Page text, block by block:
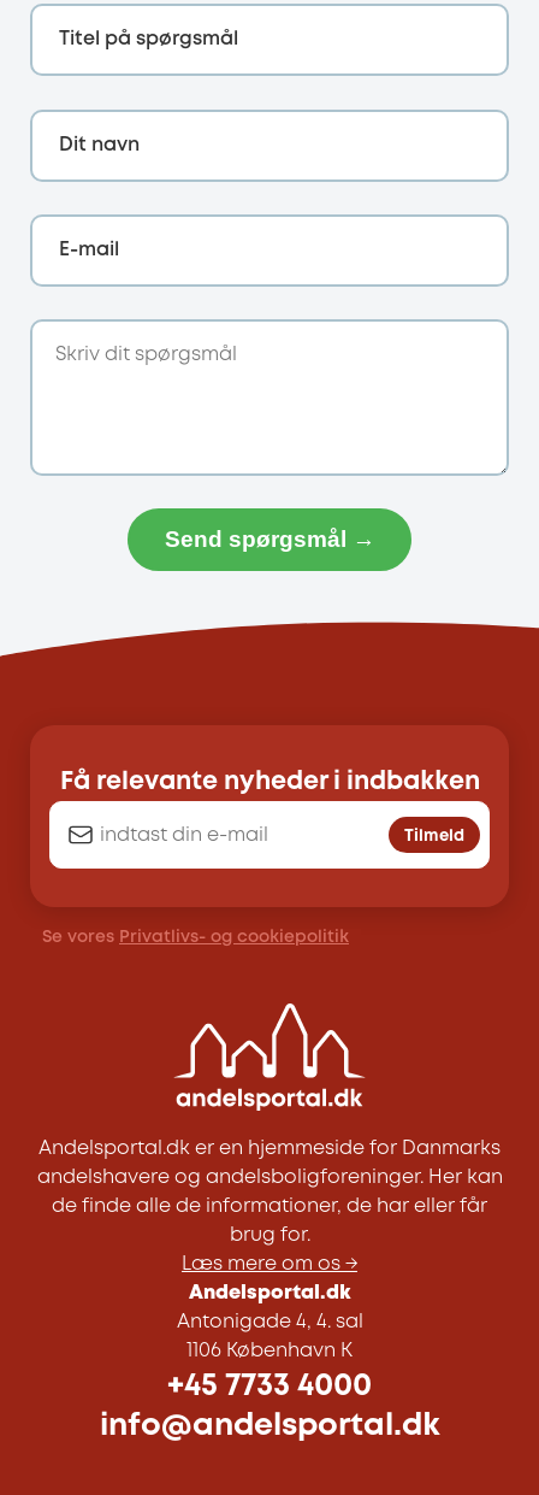
Titel på spørgsmål
Dit navn
E-mail
Send spørgsmål →
Få relevante nyheder i indbakken
Tilmeld
Se vores Privatlivs- og cookiepolitik
Andelsportal.dk er en hjemmeside for Danmarks
andelshavere og andelsboligforeninger. Her kan
de finde alle de informationer, de har eller får
brug for.
Læs mere om os →
Andelsportal.dk
Antonigade 4, 4. sal
1106 København K
+45 7733 4000
info@andelsportal.dk